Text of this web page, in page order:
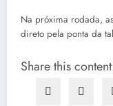
Na próxima rodada,
direto pela ponta da
Share this